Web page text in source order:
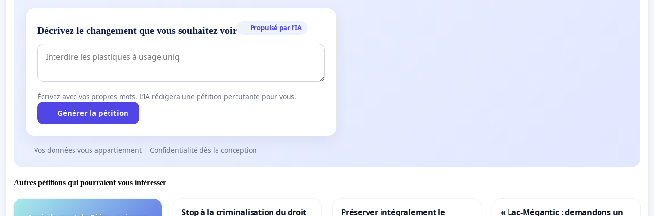
Décrivez le changement que vous souhaitez voir Propulsé par l’IA
Écrivez avec vos propres mots. L’IA rédigera une pétition percutante pour vous.
Générer la pétition
Vos données vous appartiennent Confidentialité dès la conception
Autres pétitions qui pourraient vous intéresser
Stop à la criminalisation du droit
Préserver intégralement le
« Lac-Mégantic : demandons un